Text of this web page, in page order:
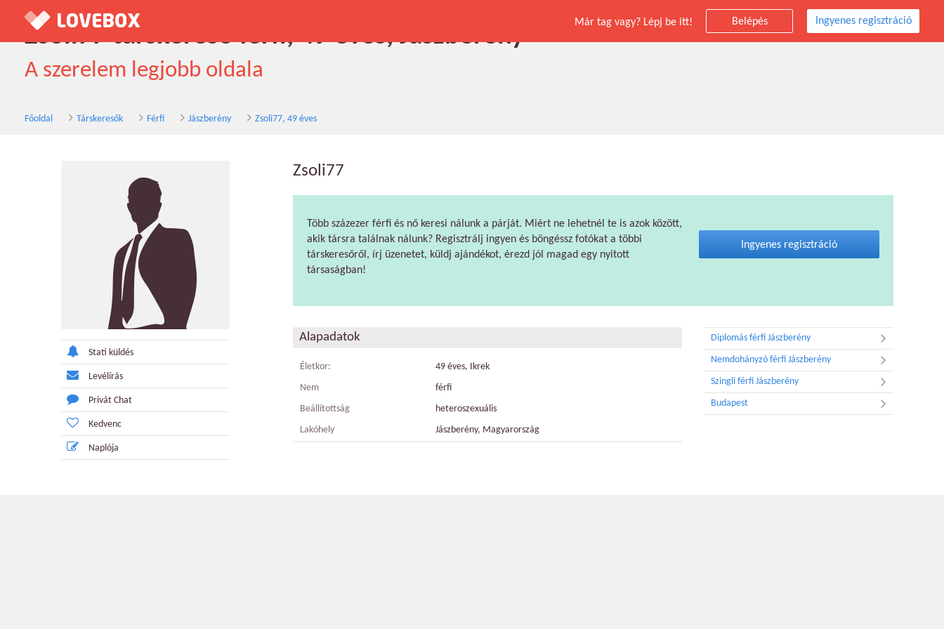
Már tag vagy? Lépj be itt! Belépés Ingyenes regisztráció
Zsoli77 társkereső férfi, 49 éves, Jászberény
A szerelem legjobb oldala
Főoldal Társkeresők Férfi Jászberény Zsoli77, 49 éves
Stati küldés
Levélírás
Privát Chat
Kedvenc
Naplója
Zsoli77
Több százezer férfi és nő keresi nálunk a párját. Miért ne lehetnél te is azok között,
akik társra találnak nálunk? Regisztrálj ingyen és böngéssz fotókat a többi
társkeresőről, írj üzenetet, küldj ajándékot, érezd jól magad egy nyitott
társaságban!
Ingyenes regisztráció
Alapadatok
Életkor:
49 éves, Ikrek
Nem
férfi
Beállítottság
heteroszexuális
Lakóhely
Jászberény, Magyarország
Diplomás férfi Jászberény
Nemdohányzó férfi Jászberény
Szingli férfi Jászberény
Budapest